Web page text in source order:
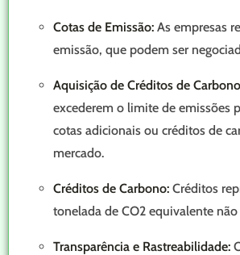
Cotas de Emissão: As empresas
emissão, que podem ser
Aquisição de Créditos de
excederem o limite de emissões
cotas adicionais ou créditos de
mercado.
Créditos de Carbono: Créditos
tonelada de CO2 equivalente
Transparência e Rastreabilidade: